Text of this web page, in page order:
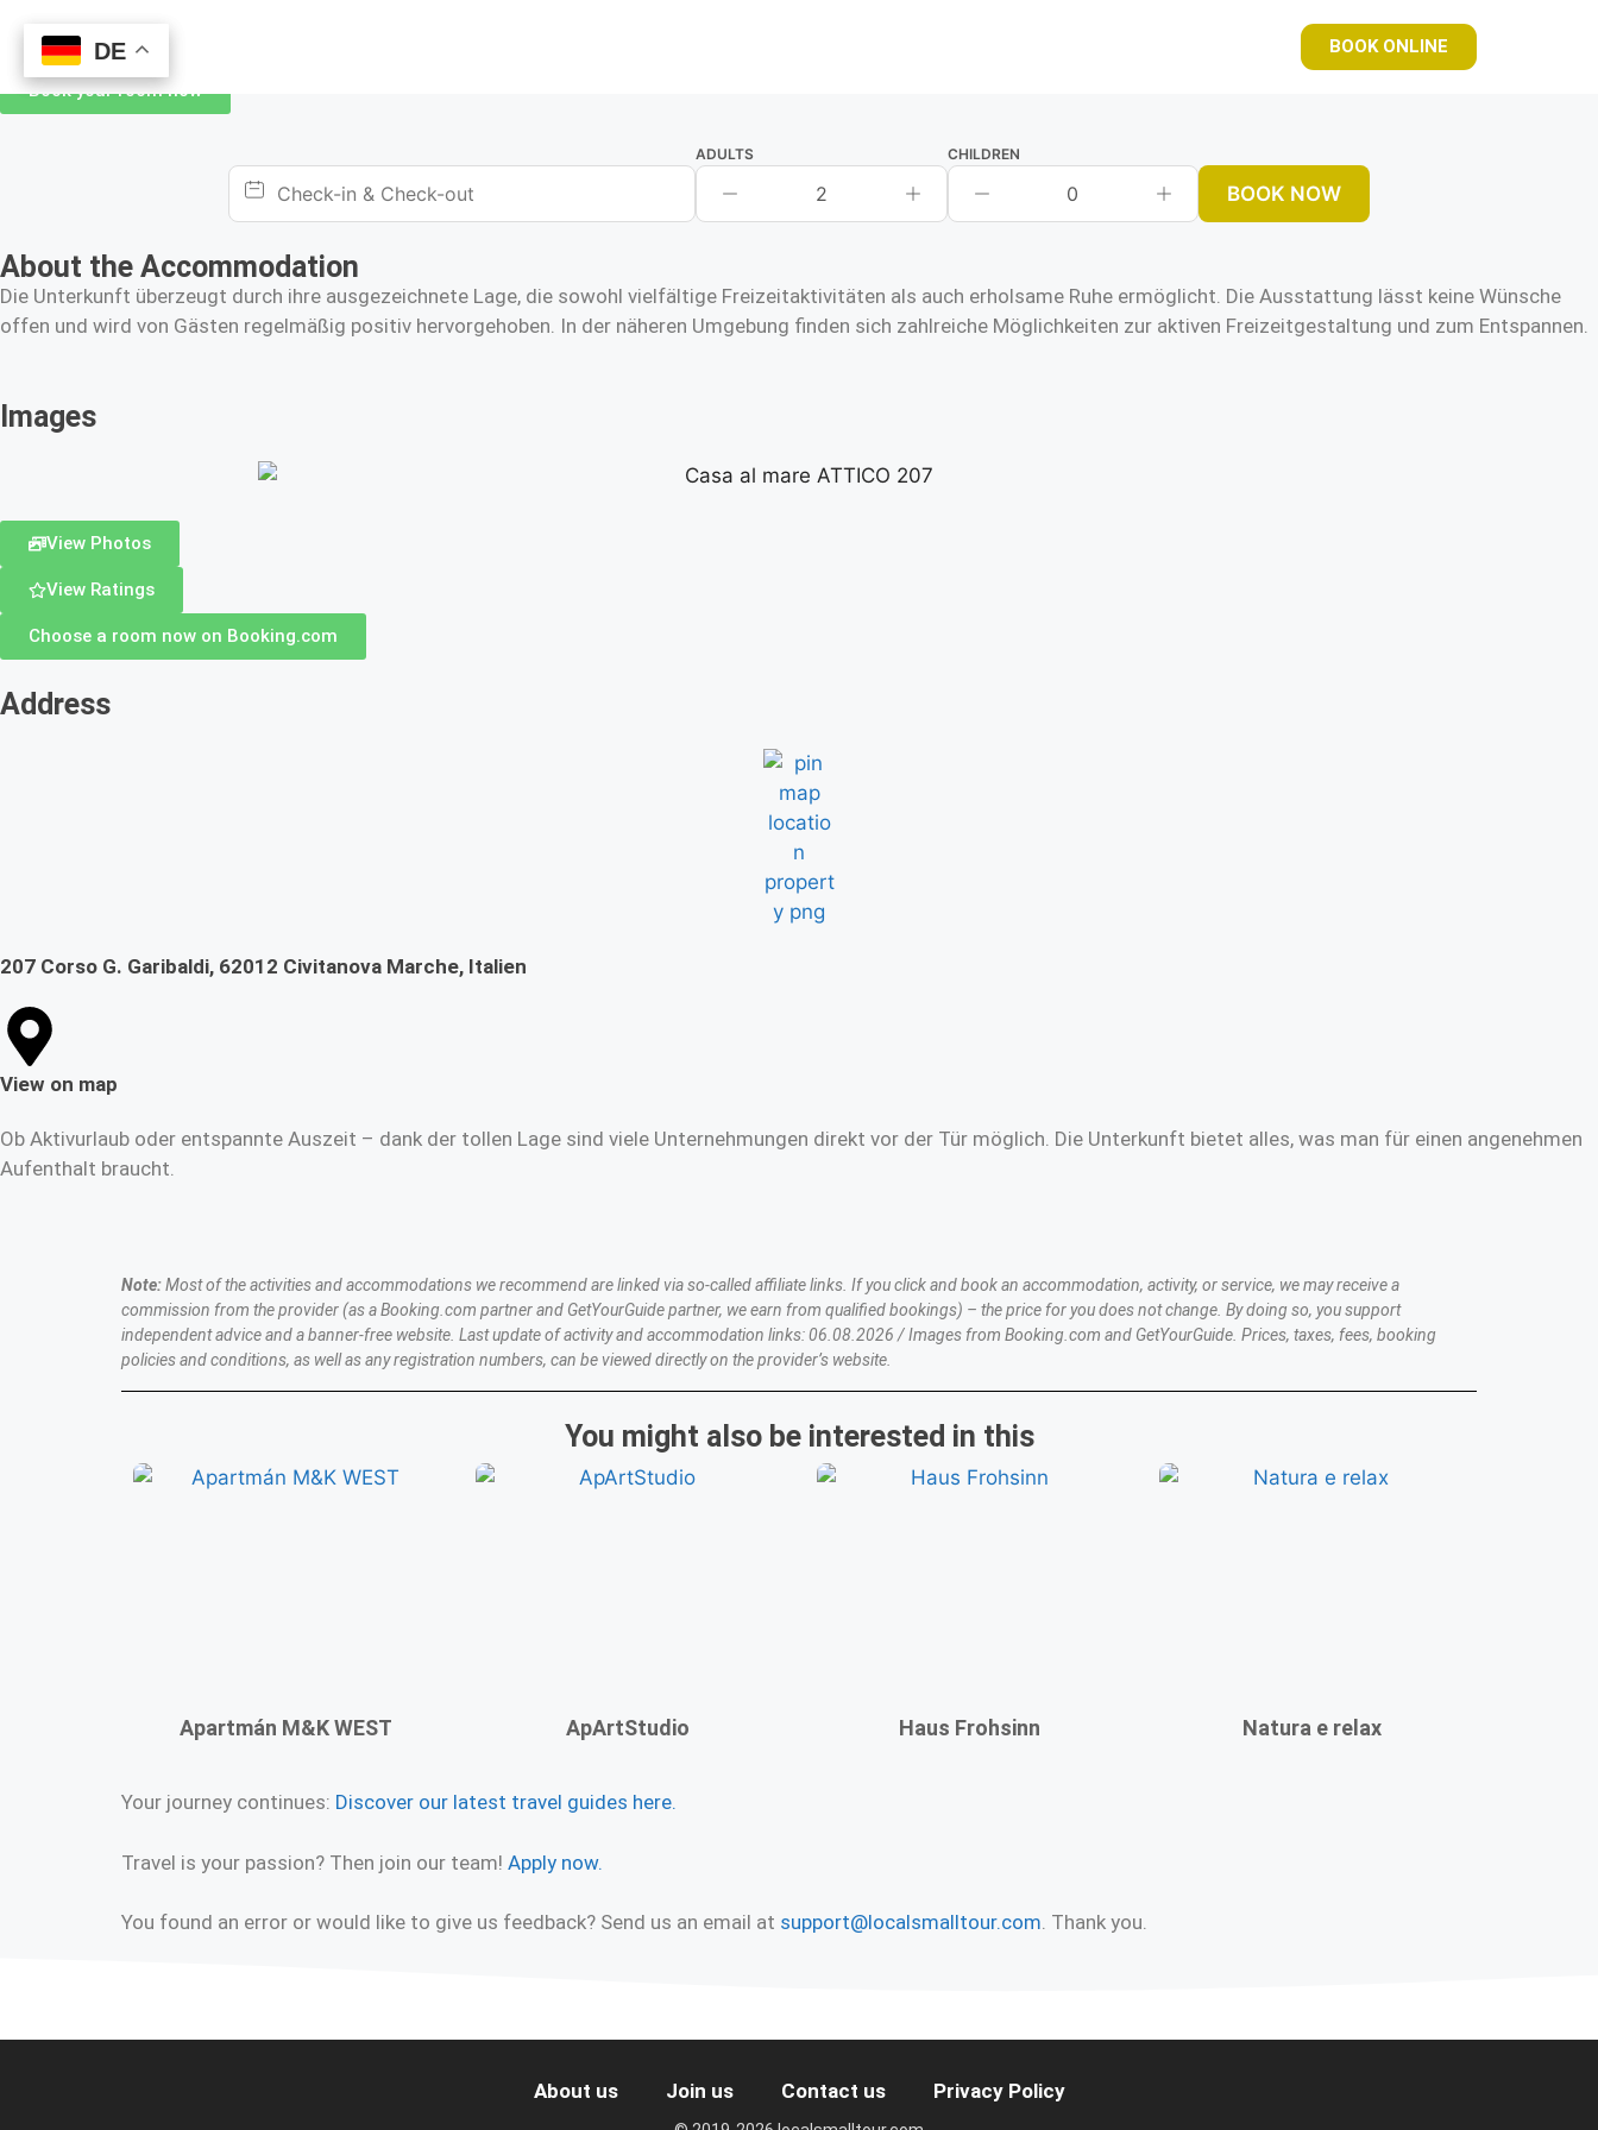
BOOK ONLINE
Book your room now
ADULTS
2
CHILDREN
0 BOOK NOW
About the Accommodation
Die Unterkunft überzeugt durch ihre ausgezeichnete Lage, die sowohl vielfältige Freizeitaktivitäten als auch erholsame Ruhe ermöglicht. Die Ausstattung lässt keine Wünsche
offen und wird von Gästen regelmäßig positiv hervorgehoben. In der näheren Umgebung finden sich zahlreiche Möglichkeiten zur aktiven Freizeitgestaltung und zum Entspannen.
Images
View Photos
View Ratings
Choose a room now on Booking.com
Address
207 Corso G. Garibaldi, 62012 Civitanova Marche, Italien
View on map
Ob Aktivurlaub oder entspannte Auszeit – dank der tollen Lage sind viele Unternehmungen direkt vor der Tür möglich. Die Unterkunft bietet alles, was man für einen angenehmen
Aufenthalt braucht.
Note:Most of the activities and accommodations we recommend are linked via so-called affiliate links. If you click and book an accommodation, activity, or service, we may receive a
commission from the provider (as a Booking.com partner and GetYourGuide partner, we earn from qualified bookings) – the price for you does not change. By doing so, you support
independent advice and a banner-free website. Last update of activity and accommodation links: 06.08.2026 / Images from Booking.com and GetYourGuide. Prices, taxes, fees, booking
policies and conditions, as well as any registration numbers, can be viewed directly on the provider’s website.
You might also be interested in this
Apartmán M&K WEST ApArtStudio Haus Frohsinn Natura e relax
Your journey continues: Discover our latest travel guides here.
Travel is your passion? Then join our team! Apply now.
You found an error or would like to give us feedback? Send us an email at support@localsmalltour.com. Thank you.
DE
About us Join us Contact us Privacy Policy
DE